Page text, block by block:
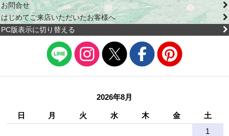
お問合せ
はじめてご来店いただいたお客様へ
PC版表示に切り替える
2026年8月
日 月 火 水 木 金
土
1